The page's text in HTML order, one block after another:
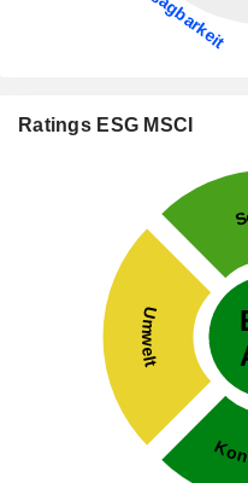
Ratings ESG MSCI